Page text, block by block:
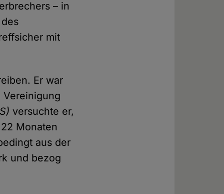
– in
mit
Er war
versuchte er,
Monaten
aus der
und bezog